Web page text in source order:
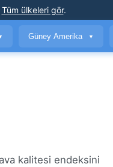
Tüm ülkeleri gör.
Güney Amerika ▼
kalitesi endeksini